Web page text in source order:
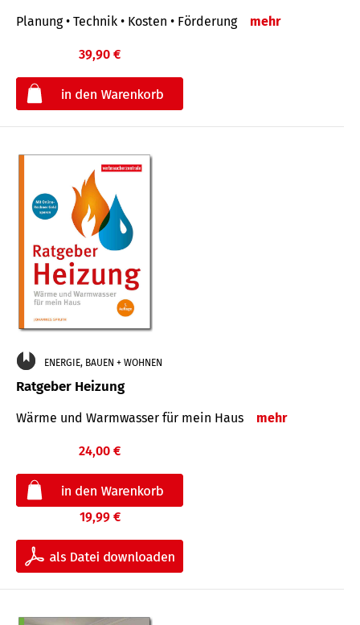
Planung • Technik • Kosten • Förderung mehr
39,90 €
ENERGIE, BAUEN + WOHNEN
Ratgeber Heizung
Wärme und Warmwasser für mein Haus mehr
24,00 €
19,99 €